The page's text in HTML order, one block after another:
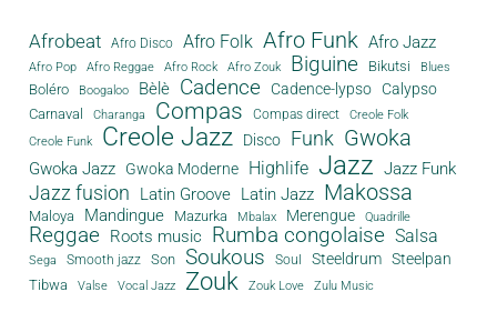
Afrobeat Afro Disco Afro Folk Afro Funk Afro Jazz
Afro Pop Afro Reggae Afro Rock Afro Zouk Biguine Bikutsi Blues
Boléro Boogaloo Bèlè Cadence Cadence-lypso Calypso
Carnaval Charanga Compas Compas direct
Creole Folk
Creole Funk
Creole Jazz Disco Funk Gwoka
Gwoka Jazz Gwoka Moderne Highlife Jazz Jazz Funk
Jazz fusion Latin Groove Latin Jazz Makossa
Maloya Mandingue Mazurka Mbalax Merengue Quadrille
Reggae Roots music Rumba congolaise Salsa
Sega Smooth jazz Son Soukous Soul Steeldrum Steelpan
Tibwa Valse Vocal Jazz Zouk Zouk Love Zulu Music